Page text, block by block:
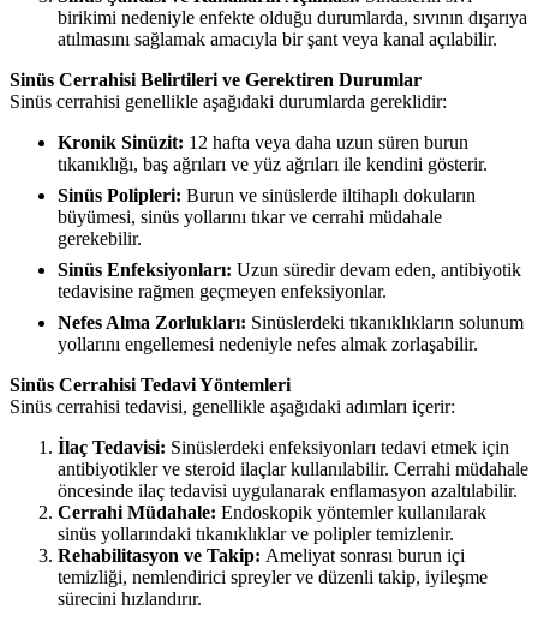
birikimi nedeniyle enfekte olduğu durumlarda, sıvının dışarıya
atılmasını sağlamak amacıyla bir şant veya kanal açılabilir.
Sinüs Cerrahisi Belirtileri ve Gerektiren Durumlar
Sinüs cerrahisi genellikle aşağıdaki durumlarda gereklidir:
Kronik Sinüzit: 12 hafta veya daha uzun süren burun
tıkanıklığı, baş ağrıları ve yüz ağrıları ile kendini gösterir.
Sinüs Polipleri: Burun ve sinüslerde iltihaplı dokuların
büyümesi, sinüs yollarını tıkar ve cerrahi müdahale
gerekebilir.
Sinüs Enfeksiyonları: Uzun süredir devam eden, antibiyotik
tedavisine rağmen geçmeyen enfeksiyonlar.
Nefes Alma Zorlukları: Sinüslerdeki tıkanıklıkların solunum
yollarını engellemesi nedeniyle nefes almak zorlaşabilir.
Sinüs Cerrahisi Tedavi Yöntemleri
Sinüs cerrahisi tedavisi, genellikle aşağıdaki adımları içerir:
İlaç Tedavisi: Sinüslerdeki enfeksiyonları tedavi etmek için
antibiyotikler ve steroid ilaçlar kullanılabilir. Cerrahi müdahale
öncesinde ilaç tedavisi uygulanarak enflamasyon azaltılabilir.
Cerrahi Müdahale: Endoskopik yöntemler kullanılarak
sinüs yollarındaki tıkanıklıklar ve polipler temizlenir.
Rehabilitasyon ve Takip: Ameliyat sonrası burun içi
temizliği, nemlendirici spreyler ve düzenli takip, iyileşme
sürecini hızlandırır.